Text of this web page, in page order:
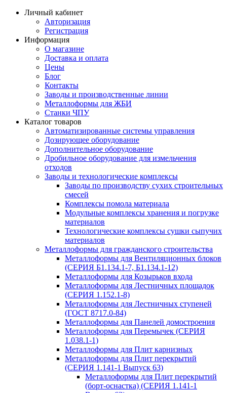
Личный кабинет
Авторизация
Регистрация
Информация
О магазине
Доставка и оплата
Цены
Блог
Контакты
Заводы и производственные линии
Металлоформы для ЖБИ
Станки ЧПУ
Каталог товаров
Автоматизированные системы управления
Дозирующее оборудование
Дополнительное оборудование
Дробильное оборудование для измельчения
отходов
Заводы и технологические комплексы
Заводы по производству сухих строительных
смесей
Комплексы помола материала
Модульные комплексы хранения и погрузке
материалов
Технологические комплексы сушки сыпучих
материалов
Металлоформы для гражданского строительства
Металлоформы для Вентиляционных блоков
(СЕРИЯ Б1.134.1-7, Б1.134.1-12)
Металлоформы для Козырьков входа
Металлоформы для Лестничных площадок
(СЕРИЯ 1.152.1-8)
Металлоформы для Лестничных ступеней
(ГОСТ 8717.0-84)
Металлоформы для Панелей домостроения
Металлоформы для Перемычек (СЕРИЯ
1.038.1-1)
Металлоформы для Плит карнизных
Металлоформы для Плит перекрытий
(СЕРИЯ 1.141-1 Выпуск 63)
Металлоформы для Плит перекрытий
(борт-оснастка) (СЕРИЯ 1.141-1